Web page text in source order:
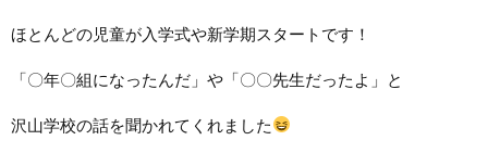
ほとんどの児童が入学式や新学期スタートです！
「〇年〇組になったんだ」や「〇〇先生だったよ」と
沢山学校の話を聞かれてくれました